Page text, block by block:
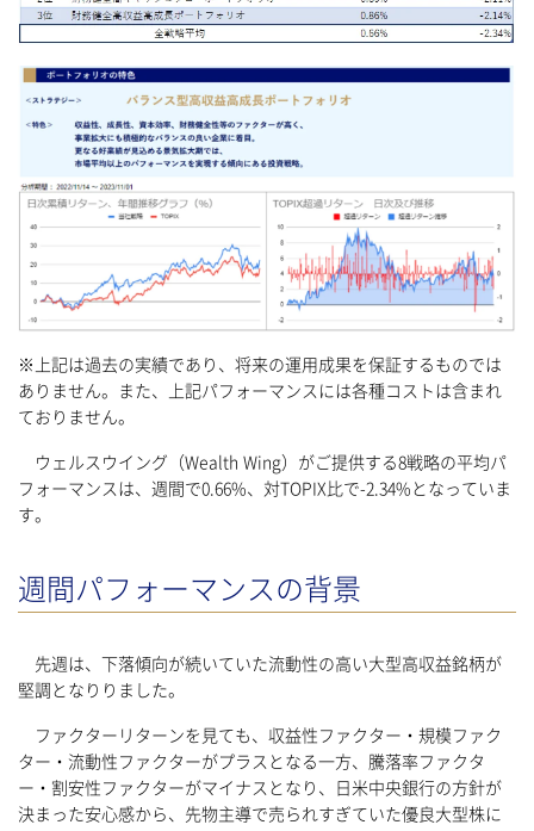
※上記は過去の実績であり、将来の運用成果を保証するものでは
ありません。また、上記パフォーマンスには各種コストは含まれ
ておりません。
ウェルスウイング（Wealth Wing）がご提供する8戦略の平均パ
フォーマンスは、週間で0.66%、対TOPIX比で-2.34%となっていま
す。
週間パフォーマンスの背景
先週は、下落傾向が続いていた流動性の高い大型高収益銘柄が
堅調となりりました。
ファクターリターンを見ても、収益性ファクター・規模ファク
ター・流動性ファクターがプラスとなる一方、騰落率ファクタ
ー・割安性ファクターがマイナスとなり、日米中央銀行の方針が
決まった安心感から、先物主導で売られすぎていた優良大型株に